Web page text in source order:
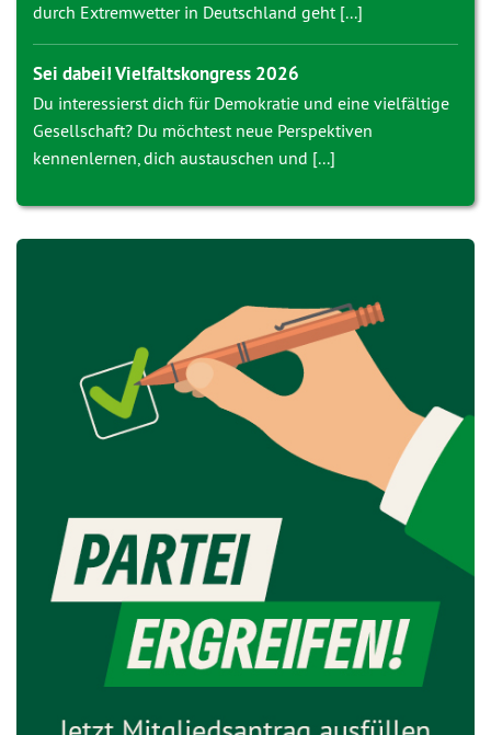
durch Extremwetter in Deutschland geht [...]
Sei dabei! Vielfaltskongress 2026
Du interessierst dich für Demokratie und eine vielfältige
Gesellschaft? Du möchtest neue Perspektiven
kennenlernen, dich austauschen und [...]